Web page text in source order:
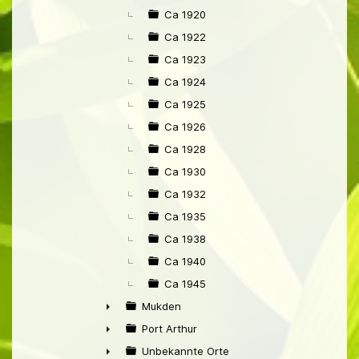
Ca 1920
Ca 1922
Ca 1923
Ca 1924
Ca 1925
Ca 1926
Ca 1928
Ca 1930
Ca 1932
Ca 1935
Ca 1938
Ca 1940
Ca 1945
►
Mukden
►
Port Arthur
Unbekannte Orte